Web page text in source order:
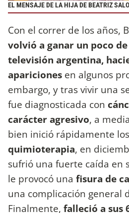
EL MENSAJE DE LA HIJA DE BEATRIZ
Con el correr de los años,
volvió a ganar un poco
televisión argentina,
apariciones en algunos
embargo, y tras vivir una
fue diagnosticada con
carácter agresivo, a
bien inició rápidamente los
quimioterapia, en
sufrió una fuerte caída en
le provocó una fisura de
una complicación general
Finalmente, falleció a sus